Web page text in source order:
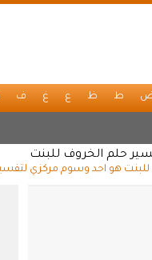
ط ظ ع غ ف
حلم الخروف للبنت
هو احد وسوم مركزي لتفسير